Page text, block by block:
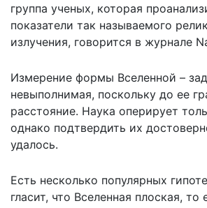
группа ученых, которая
показатели так называемого
излучения, говорится в журнале
Измерение формы Вселенной –
невыполнимая, поскольку до ее
расстояние. Наука оперирует
однако подтвердить их
удалось.
Есть несколько популярных
гласит, что Вселенная плоская, то